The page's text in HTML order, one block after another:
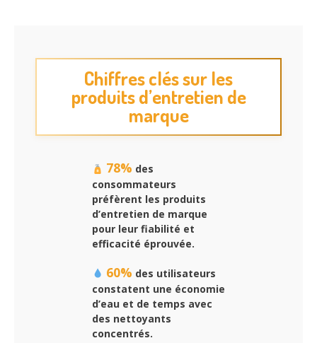
Chiffres clés sur les
produits d’entretien de
marque
78% des
consommateurs
préfèrent les produits
d’entretien de marque
pour leur fiabilité et
efficacité éprouvée.
60% des utilisateurs
constatent une économie
d’eau et de temps avec
des nettoyants
concentrés.